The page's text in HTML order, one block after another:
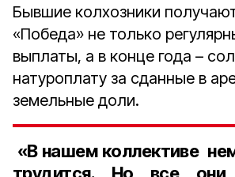
Бывшие колхозники
«Победа» не только
выплаты, а в конце года –
натуроплату за сданные в
земельные доли.
«В нашем коллективе